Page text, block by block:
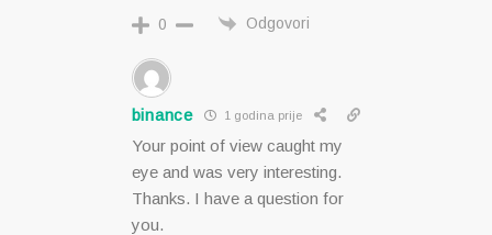
0 Odgovori
binance 1 godina prije
Your point of view caught my
eye and was very interesting.
Thanks. I have a question for
you.